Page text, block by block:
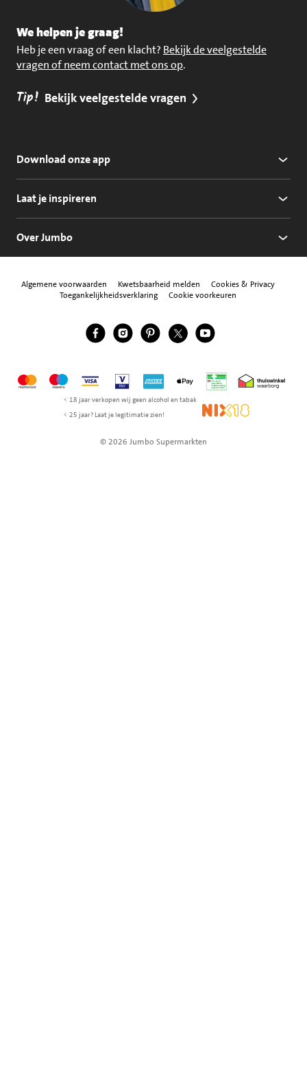
We helpen je graag!
Heb je een vraag of een klacht? Bekijk de veelgestelde
vragen of neem contact met ons op.
Tip! Bekijk veelgestelde vragen
Download onze app
Laat je inspireren
Over Jumbo
Algemene voorwaarden Kwetsbaarheid melden
Cookies & Privacy
Toegankelijkheidsverklaring
Cookie voorkeuren
Volg ons
Jumbo Facebook
Jumbo Instagram
Jumbo Pinterest
Jumbo Twitter
Jumbo YouTube
MastercardMaestroVisa Vpay American Express
Apple Pay Thuiswinkel
< 18 jaar verkopen wij geen alcohol en tabak
< 25 jaar? Laat je legitimatie zien!
NIX18
© 2026 Jumbo Supermarkten